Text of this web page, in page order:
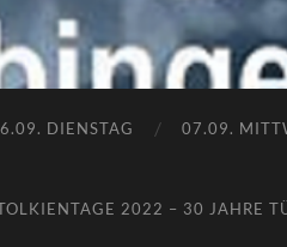
DIENSTAG 07.09.
2022 – 30 JAHRE